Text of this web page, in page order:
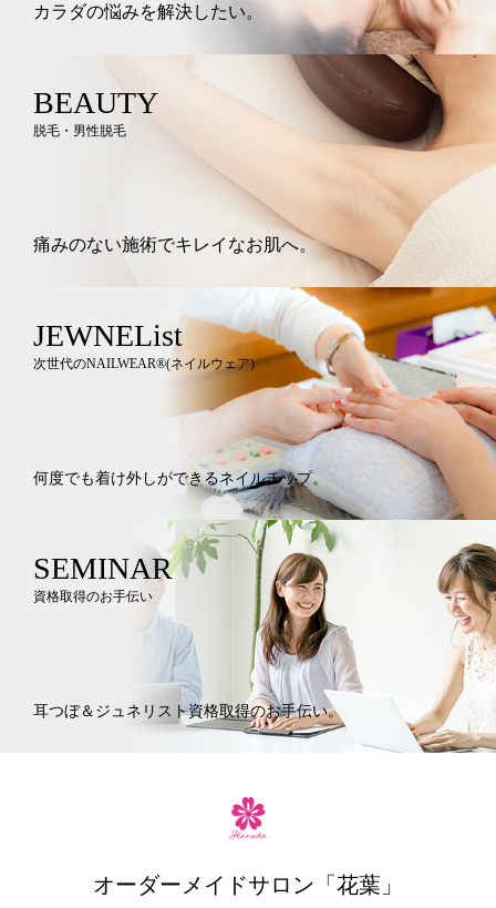
カラダの悩みを解決したい。
BEAUTY
脱毛・男性脱毛
痛みのない施術でキレイなお肌へ。
JEWNEList
次世代のNAILWEAR®︎(ネイルウェア)
何度でも着け外しができるネイルチップ。
SEMINAR
資格取得のお手伝い
耳つぼ＆ジュネリスト資格取得のお手伝い。
オーダーメイドサロン「花葉」